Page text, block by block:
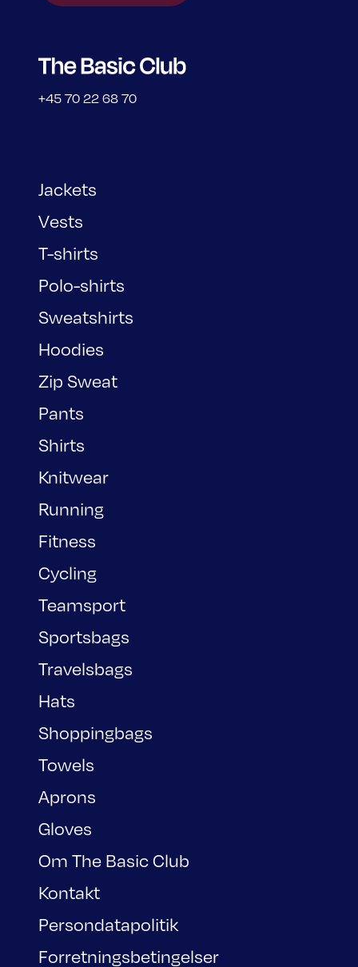
+45 70 22 68 70
Jackets
Vests
T-shirts
Polo-shirts
Sweatshirts
Hoodies
Zip Sweat
Pants
Shirts
Knitwear
Running
Fitness
Cycling
Teamsport
Sportsbags
Travelsbags
Hats
Shoppingbags
Towels
Aprons
Gloves
Om The Basic Club
Kontakt
Persondatapolitik
Forretningsbetingelser